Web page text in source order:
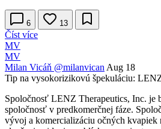
6 13
Číst více
MV
MV
Milan Vicáň @milanvican Aug 18
Tip na vysokorizikovú špekuláciu:
Spoločnosť LENZ Therapeutics, Inc. je
spoločnosť v predkomerčnej fáze.
vývoj a komercializáciu očných kvapiek